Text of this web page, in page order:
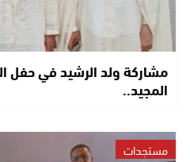
مشاركة ولد الرشيد في حفل
المجيد..
مستجدات